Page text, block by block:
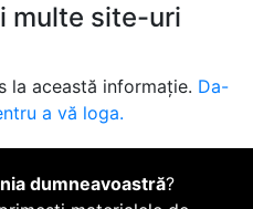
multe site-uri
la această informație. Da-
a vă loga.
dumneavoastră?